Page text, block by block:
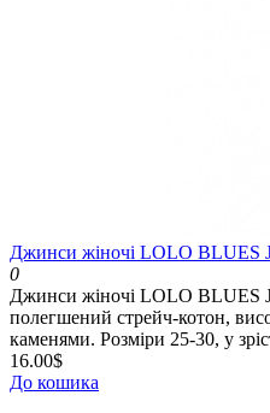
Джинси жіночі LOLO BLUES
0
Джинси жіночі LOLO BLUES
полегшений стрейч-котон,
каменями. Розміри 25-30, у
16.00$
До кошика